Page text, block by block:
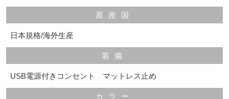
原産国
日本規格/海外生産
装備
USB電源付きコンセント マットレス止め
カラー